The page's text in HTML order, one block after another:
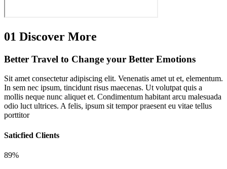
01 Discover More
Better Travel to Change your Better Emotions
Sit amet consectetur adipiscing elit. Venenatis amet ut et, elementum.
In sem nec ipsum, tincidunt risus maecenas. Ut volutpat quis a
mollis neque nunc aliquet et. Condimentum habitant arcu malesuada
odio luct ultrices. A felis, ipsum sit tempor praesent eu vitae tellus
porttitor
Saticfied Clients
89%